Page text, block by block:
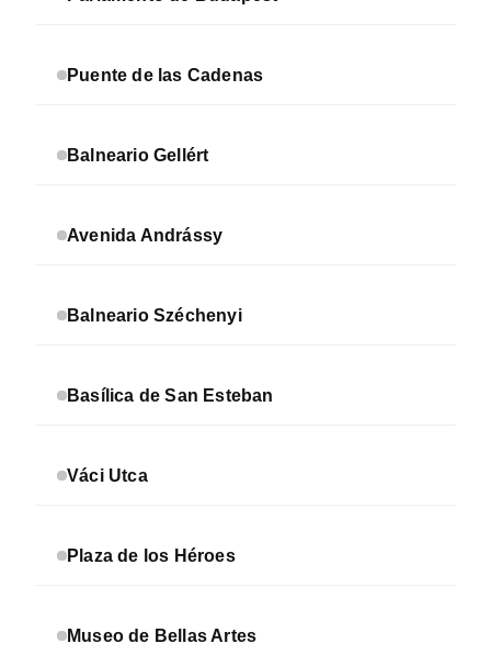
Puente de las Cadenas
Balneario Gellért
Avenida Andrássy
Balneario Széchenyi
Basílica de San Esteban
Váci Utca
Plaza de los Héroes
Museo de Bellas Artes